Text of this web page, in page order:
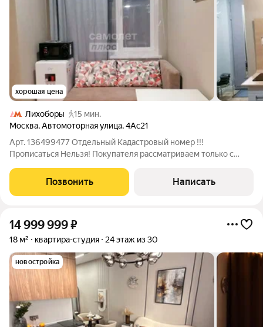
хорошая цена
Лихоборы
15 мин.
Москва,Автомоторная улица,4Ас21
Арт. 136499477 Отдельный Кадастровый номер !!!
Прописаться Нельзя! Покупателя рассматриваем только с
современные аппартаменты-студия с антресолью и
евроремонтом идеальный вариант для первого
Позвонить Написать
14 999 999₽
18 м² квартира-студия 24 этаж из 30
новостройка